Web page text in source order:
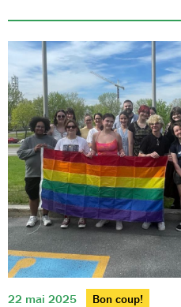
22 mai 2025 Bon coup!